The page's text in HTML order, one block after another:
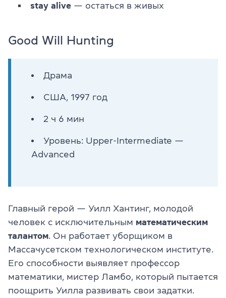
stay alive — остаться в живых
Good Will Hunting
Драма
США, 1997 год
2 ч 6 мин
Уровень: Upper-Intermediate —
Advanced
Главный герой — Уилл Хантинг, молодой
человек с исключительным математическим
талантом. Он работает уборщиком в
Массачусетском технологическом институте.
Его способности выявляет профессор
математики, мистер Ламбо, который пытается
поощрить Уилла развивать свои задатки.